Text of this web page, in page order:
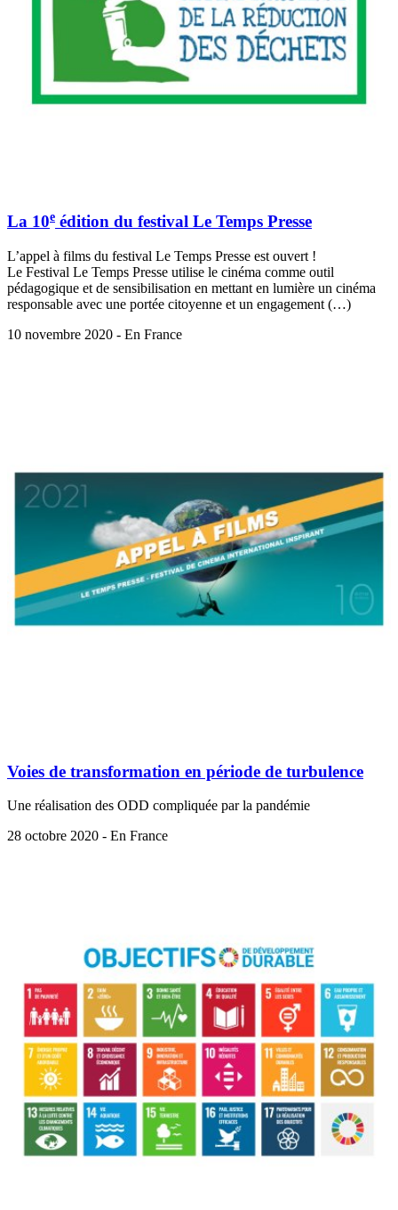
La 10e édition du festival Le Temps Presse
L’appel à films du festival Le Temps Presse est ouvert !
Le Festival Le Temps Presse utilise le cinéma comme outil
pédagogique et de sensibilisation en mettant en lumière un cinéma
responsable avec une portée citoyenne et un engagement (…)
10 novembre 2020 - En France
Voies de transformation en période de turbulence
Une réalisation des ODD compliquée par la pandémie
28 octobre 2020 - En France